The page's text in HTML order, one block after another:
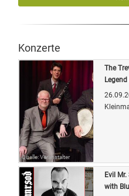
Konzerte
Quelle: Veranstalter
The
Evil
with